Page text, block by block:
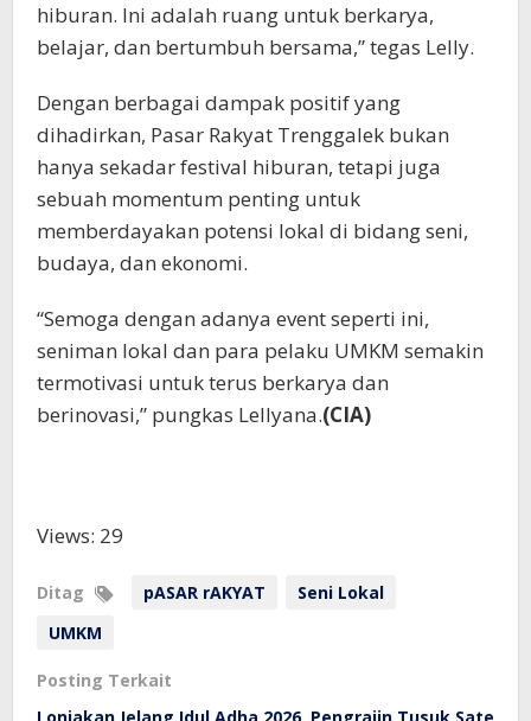
hiburan. Ini adalah ruang untuk berkarya,
belajar, dan bertumbuh bersama,” tegas Lelly.
Dengan berbagai dampak positif yang
dihadirkan, Pasar Rakyat Trenggalek bukan
hanya sekadar festival hiburan, tetapi juga
sebuah momentum penting untuk
memberdayakan potensi lokal di bidang seni,
budaya, dan ekonomi.
“Semoga dengan adanya event seperti ini,
seniman lokal dan para pelaku UMKM semakin
termotivasi untuk terus berkarya dan
berinovasi,” pungkas Lellyana.(CIA)
Views: 29
Ditag pASAR rAKYAT
Seni Lokal
UMKM
Posting Terkait